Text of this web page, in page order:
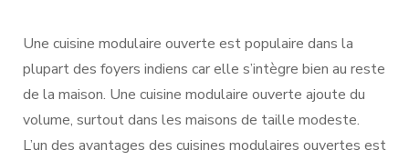
Une cuisine modulaire ouverte est populaire dans la
plupart des foyers indiens car elle s’intègre bien au reste
de la maison. Une cuisine modulaire ouverte ajoute du
volume, surtout dans les maisons de taille modeste.
L’un des avantages des cuisines modulaires ouvertes est